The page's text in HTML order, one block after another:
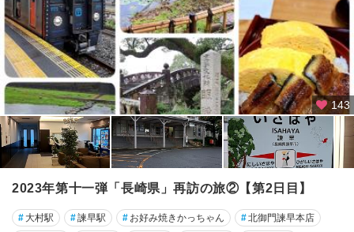
143
2023年第十一弾「長崎県」再訪の旅②【第2日目】
# 大村駅 #諫早駅 # お好み焼きかっちゃん #北御門諫早本店